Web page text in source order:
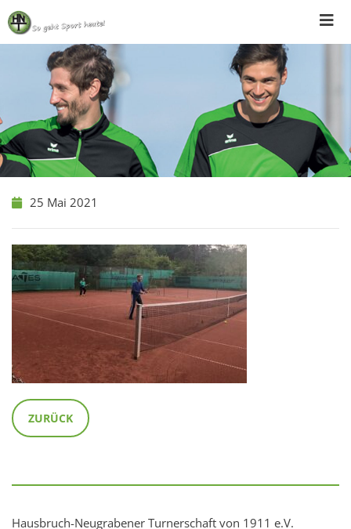
Skip
to
content
25 Mai 2021
ZURÜCK
Hausbruch-Neugrabener Turnerschaft von 1911 e.V.